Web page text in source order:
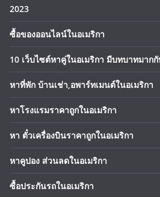
2023
ซื้อของออนไลน์ในอเมริกา
10 เว็บไซต์หาคู่ในอเมริกา มีบทบาทมาก
หาที่พัก บ้านเช่า,อพาร์ทเมนต์ในอเมริกา
หาโรงแรมราคาถูกในอเมริกา
หา ตั๋วเครื่องบินราคาถูกในอเมริกา
หาคูปอง ส่วนลดในอเมริกา
ซื้อประกันรถในอเมริกา